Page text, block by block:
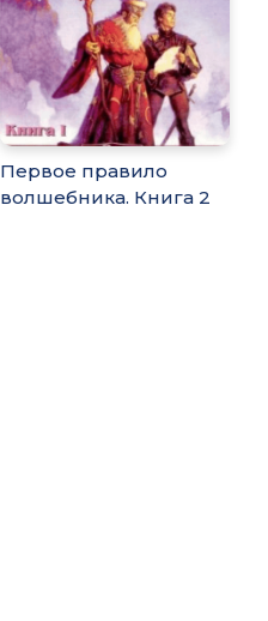
Первое правило
волшебника. Книга 2